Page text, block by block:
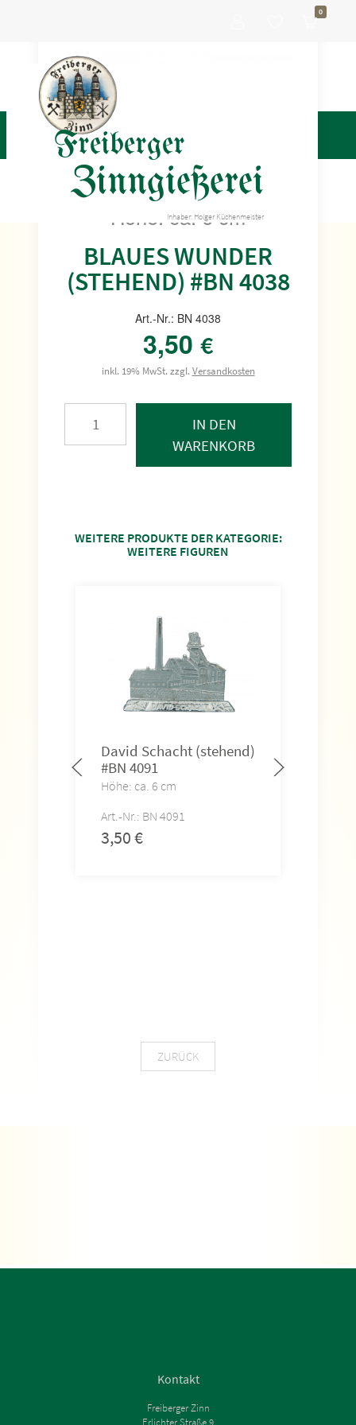
Freiberger
Zinngießerei
Inhaber: Holger Küchenmeister
0
Höhe: ca. 6 cm
BLAUES WUNDER
(STEHEND) #BN 4038
Art.-Nr.: BN 4038
3,50 €
inkl. 19% MwSt. zzgl.Versandkosten
IN DEN
WARENKORB
WEITERE PRODUKTE DER KATEGORIE:
WEITERE FIGUREN
David Schacht (stehend)
#BN 4091
Höhe: ca. 6 cm
Art.-Nr.: BN 4091
3,50€
ZURÜCK
Kontakt
Freiberger Zinn
Erlichter Straße 9